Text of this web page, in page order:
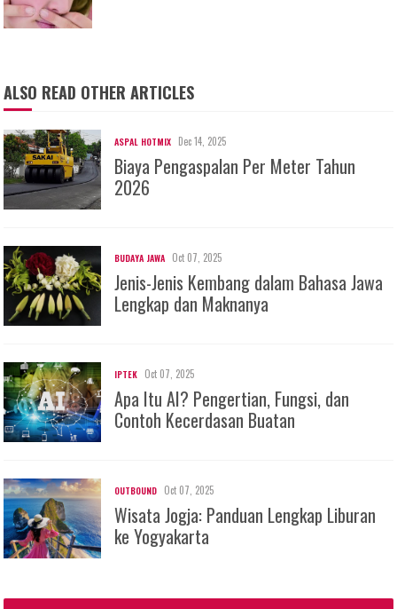
ALSO READ OTHER ARTICLES
ASPAL HOTMIX Dec 14, 2025
Biaya Pengaspalan Per Meter Tahun
2026
BUDAYA JAWA Oct 07, 2025
Jenis-Jenis Kembang dalam Bahasa Jawa
Lengkap dan Maknanya
IPTEK Oct 07, 2025
Apa Itu AI? Pengertian, Fungsi, dan
Contoh Kecerdasan Buatan
OUTBOUND Oct 07, 2025
Wisata Jogja: Panduan Lengkap Liburan
ke Yogyakarta